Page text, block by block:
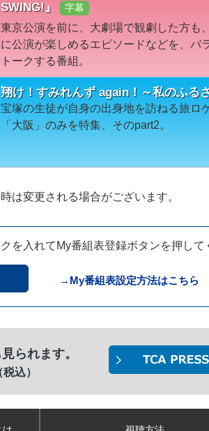
SWING!』
字幕
東京公演を前に、大劇場で観劇した方も
に公演が楽しめるエピソードなどを、バ
トークする番組。
翔け！すみれんず again！～私のふる
宝塚の生徒が自身の出身地を訪ねる旅ロ
「大阪」のみを特集、そのpart2。
は変更される場合がございます。
を入れてMy番組表登録ボタンを押して
→My番組表設定方法はこちら
られます。
込）